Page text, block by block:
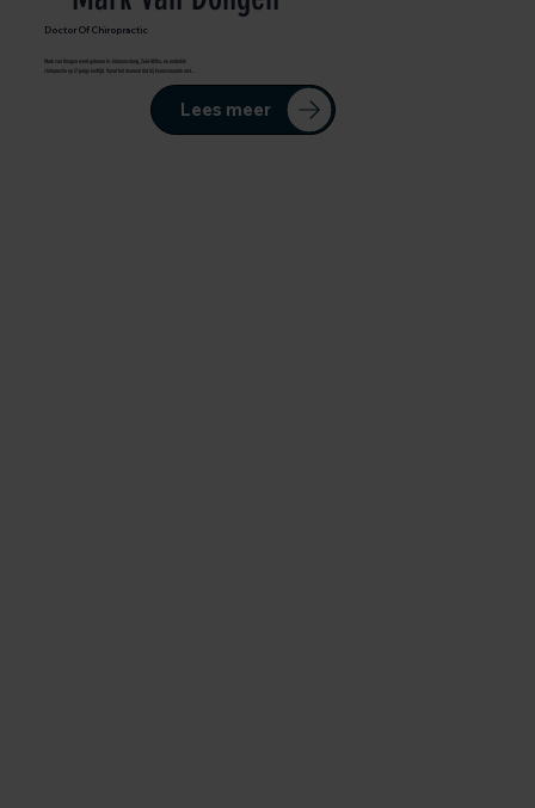
Doctor Of Chiropractic
Mark van Dongen werd geboren in Johannesburg, Zuid-Afrika, en ontdekte
chiropractie op 17-jarige leeftijd. Vanaf het moment dat hij kennismaakte met...
Lees meer